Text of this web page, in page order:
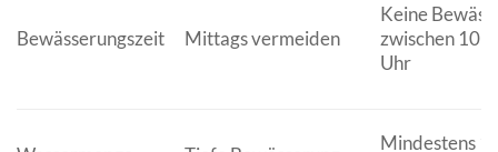
Bewässerungszeit Mittags vermeiden
Keine
zwischen 10
Uhr
Mindestens